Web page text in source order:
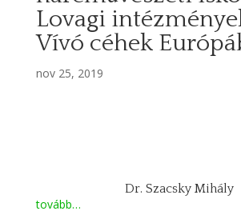
Lovagi
Vívó céhek
nov 25, 2019
Dr. Szacsky Mihály
tovább…